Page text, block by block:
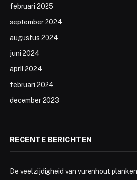
februari 2025
september 2024
augustus 2024
juni 2024
april 2024
februari 2024
december 2023
RECENTE BERICHTEN
De veelzijdigheid van vurenhout planken